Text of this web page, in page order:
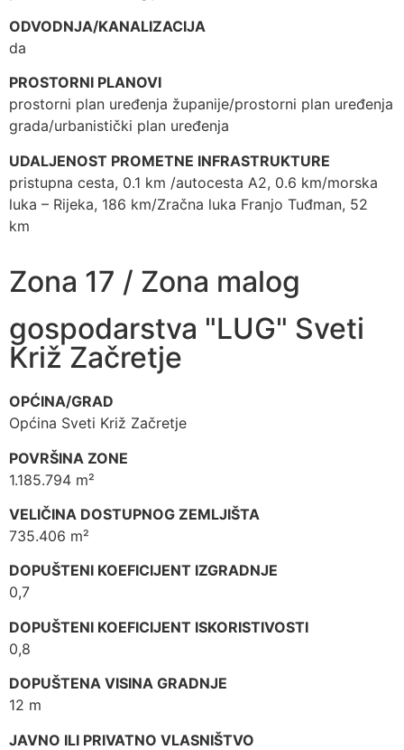
ODVODNJA/KANALIZACIJA
da
PROSTORNI PLANOVI
prostorni plan uređenja županije/prostorni plan uređenja
grada/urbanistički plan uređenja
UDALJENOST PROMETNE INFRASTRUKTURE
pristupna cesta, 0.1 km /autocesta A2, 0.6 km/morska
luka – Rijeka, 186 km/Zračna luka Franjo Tuđman, 52
km
Zona 17 / Zona malog
gospodarstva "LUG" Sveti
Križ Začretje
OPĆINA/GRAD
Općina Sveti Križ Začretje
POVRŠINA ZONE
1.185.794 m²
VELIČINA DOSTUPNOG ZEMLJIŠTA
735.406 m²
DOPUŠTENI KOEFICIJENT IZGRADNJE
0,7
DOPUŠTENI KOEFICIJENT ISKORISTIVOSTI
0,8
DOPUŠTENA VISINA GRADNJE
12 m
JAVNO ILI PRIVATNO VLASNIŠTVO